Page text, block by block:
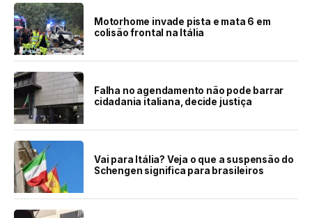
Motorhome invade pista e mata 6 em
colisão frontal na Itália
Falha no agendamento não pode barrar
cidadania italiana, decide justiça
Vai para Itália? Veja o que a suspensão do
Schengen significa para brasileiros